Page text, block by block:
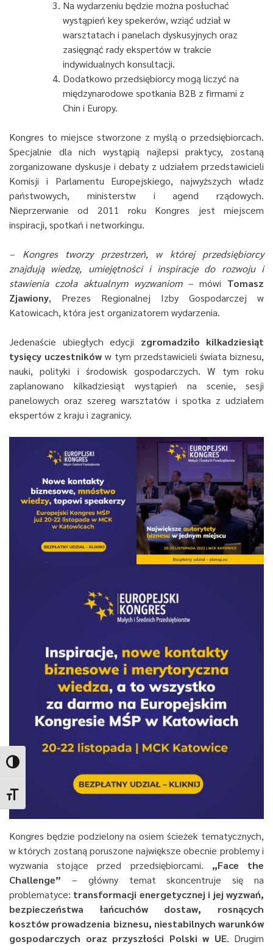
Toggle High Contrast
Toggle Font size
Na wydarzeniu będzie można posłuchać
wystąpień key spekerów, wziąć udział w
warsztatach i panelach dyskusyjnych oraz
zasięgnąć rady ekspertów w trakcie
indywidualnych konsultacji.
Dodatkowo przedsiębiorcy mogą liczyć na
międzynarodowe spotkania B2B z firmami z
Chin i Europy.
Kongres to miejsce stworzone z myślą o przedsiębiorcach.
Specjalnie dla nich wystąpią najlepsi praktycy, zostaną
zorganizowane dyskusje i debaty z udziałem przedstawicieli
Komisji i Parlamentu Europejskiego, najwyższych władz
państwowych, ministerstw i agend rządowych.
Nieprzerwanie od 2011 roku Kongres jest miejscem
inspiracji, spotkań i networkingu.
– Kongres tworzy przestrzeń, w której przedsiębiorcy
znajdują wiedzę, umiejętności i inspiracje do rozwoju i
stawienia czoła aktualnym wyzwaniom –mówi Tomasz
Zjawiony, Prezes Regionalnej Izby Gospodarczej w
Katowicach, która jest organizatorem wydarzenia.
Jedenaście ubiegłych edycji zgromadziło kilkadziesiąt
tysięcy uczestników w tym przedstawicieli świata biznesu,
nauki, polityki i środowisk gospodarczych. W tym roku
zaplanowano kilkadziesiąt wystąpień na scenie, sesji
panelowych oraz szereg warsztatów i spotka z udziałem
ekspertów z kraju i zagranicy.
Kongres będzie podzielony na osiem ścieżek tematycznych,
w których zostaną poruszone największe obecnie problemy i
wyzwania stojące przed przedsiębiorcami. „Face the
Challenge” – główny temat skoncentruje się na
problematyce: transformacji energetycznej i jej wyzwań,
bezpieczeństwa łańcuchów dostaw, rosnących
kosztów prowadzenia biznesu, niestabilnych warunków
gospodarczych oraz przyszłości Polski w UE. Drugim